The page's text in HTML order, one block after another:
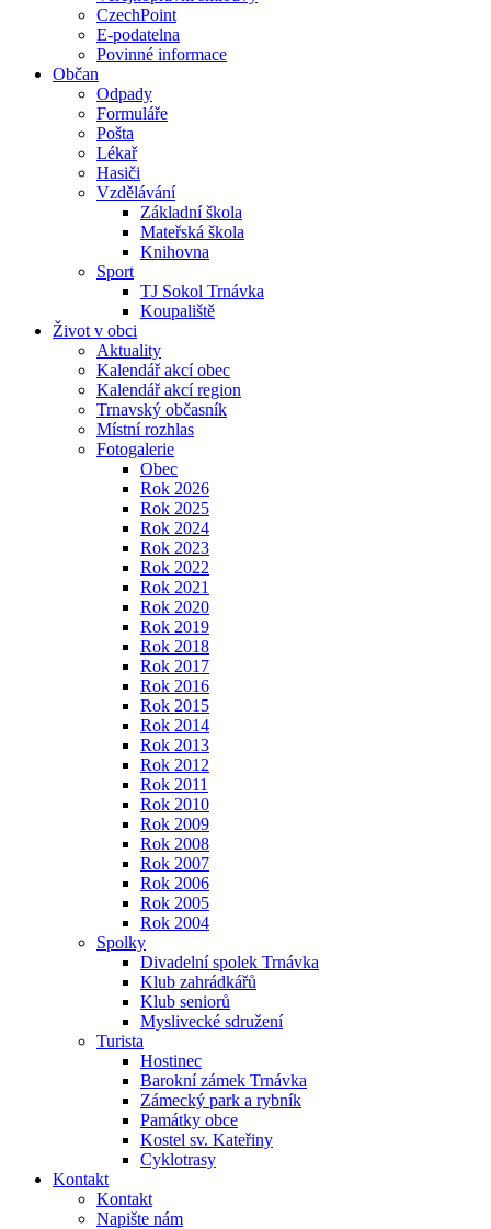
CzechPoint
E-podatelna
Povinné informace
Občan
Odpady
Formuláře
Pošta
Lékař
Hasiči
Vzdělávání
Základní škola
Mateřská škola
Knihovna
Sport
TJ Sokol Trnávka
Koupaliště
Život v obci
Aktuality
Kalendář akcí obec
Kalendář akcí region
Trnavský občasník
Místní rozhlas
Fotogalerie
Obec
Rok 2026
Rok 2025
Rok 2024
Rok 2023
Rok 2022
Rok 2021
Rok 2020
Rok 2019
Rok 2018
Rok 2017
Rok 2016
Rok 2015
Rok 2014
Rok 2013
Rok 2012
Rok 2011
Rok 2010
Rok 2009
Rok 2008
Rok 2007
Rok 2006
Rok 2005
Rok 2004
Spolky
Divadelní spolek Trnávka
Klub zahrádkářů
Klub seniorů
Myslivecké sdružení
Turista
Hostinec
Barokní zámek Trnávka
Zámecký park a rybník
Památky obce
Kostel sv. Kateřiny
Cyklotrasy
Kontakt
Kontakt
Napište nám